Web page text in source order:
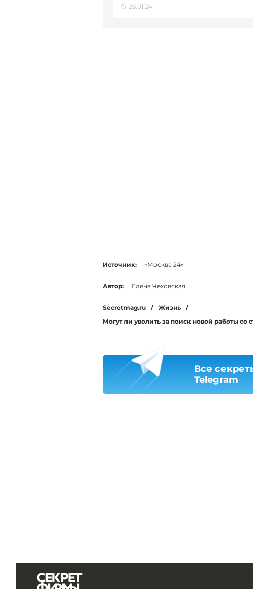
26.01.24
Источник: «Москва 24»
Автор: Елена Чеховская
Secretmag.ru / Жизнь
/
Могут ли уволить за поиск новой работы со
Все
Telegram